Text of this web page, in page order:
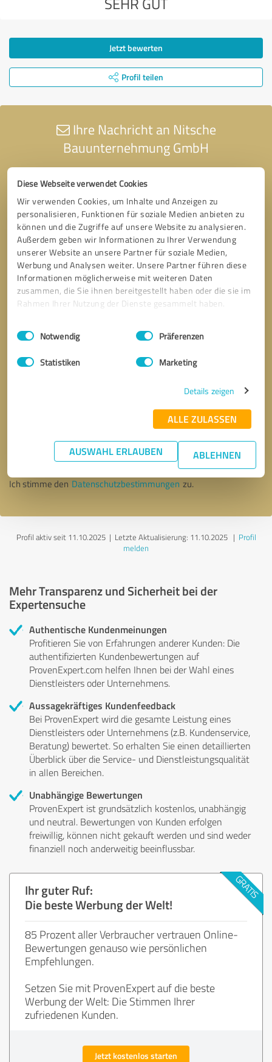
Diese Webseite verwendet Cookies
Wir verwenden Cookies, um Inhalte und Anzeigen zu
personalisieren, Funktionen für soziale Medien anbieten zu
können und die Zugriffe auf unsere Website zu analysieren.
Außerdem geben wir Informationen zu Ihrer Verwendung
unserer Website an unsere Partner für soziale Medien,
Werbung und Analysen weiter. Unsere Partner führen diese
Informationen möglicherweise mit weiteren Daten
zusammen, die Sie ihnen bereitgestellt haben oder die sie im
Rahmen Ihrer Nutzung der Dienste gesammelt haben.
Impressum Datenschutzbestimmungen
Einwilligungsauswahl
Notwendig Präferenzen
Statistiken Marketing
Details zeigen
ALLE ZULASSEN
AUSWAHL ERLAUBEN ABLEHNEN
Jetzt bewerten
Profil teilen
Ihre Nachricht an Nitsche
Bauunternehmung GmbH
* Erforderliche Angaben
Nachricht senden
Ich stimme den Datenschutzbestimmungen zu.
Profil aktiv seit 11.10.2025 | Letzte Aktualisierung: 11.10.2025| Profil
melden
Mehr Transparenz und Sicherheit bei der
Expertensuche
Authentische Kundenmeinungen
Profitieren Sie von Erfahrungen anderer Kunden: Die
authentifizierten Kundenbewertungen auf
ProvenExpert.com helfen Ihnen bei der Wahl eines
Dienstleisters oder Unternehmens.
Aussagekräftiges Kundenfeedback
Bei ProvenExpert wird die gesamte Leistung eines
Dienstleisters oder Unternehmens (z.B. Kundenservice,
Beratung) bewertet. So erhalten Sie einen detaillierten
Überblick über die Service- und Dienstleistungsqualität
in allen Bereichen.
Unabhängige Bewertungen
ProvenExpert ist grundsätzlich kostenlos, unabhängig
und neutral. Bewertungen von Kunden erfolgen
freiwillig, können nicht gekauft werden und sind weder
finanziell noch anderweitig beeinflussbar.
Ihr guter Ruf:
Die beste Werbung der Welt!
85 Prozent aller Verbraucher vertrauen Online-
Bewertungen genauso wie persönlichen
Empfehlungen.
Setzen Sie mit ProvenExpert auf die beste
Werbung der Welt: Die Stimmen Ihrer
zufriedenen Kunden.
Jetzt kostenlos starten